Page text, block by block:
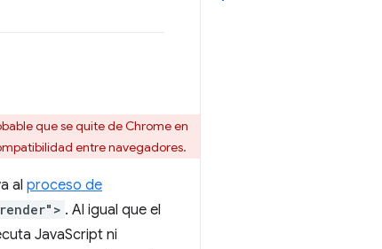
que se quite de Chrome en
entre navegadores.
al proceso de
. Al igual que el
JavaScript ni